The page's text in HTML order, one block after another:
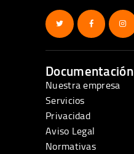
Documentación
Nuestra empresa
Servicios
Privacidad
Aviso Legal
Normativas